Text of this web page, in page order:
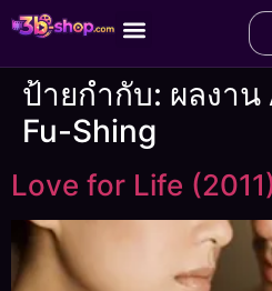
ป้ายกำกับ: ผลงาน
Fu-Shing
Love for Life